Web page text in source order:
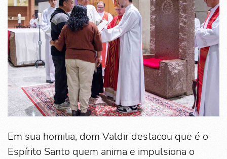
Em sua homilia, dom Valdir destacou que é o
Espírito Santo quem anima e impulsiona o